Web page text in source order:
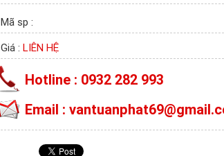
Mã sp :
Giá : LIÊN HỆ
Hotline : 0932 282 993
Email :